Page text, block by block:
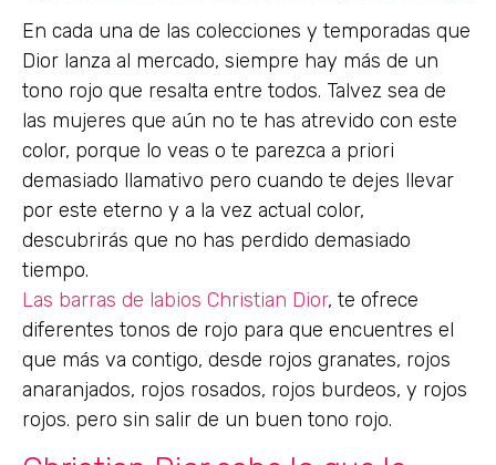
En cada una de las colecciones y temporadas que
Dior lanza al mercado, siempre hay más de un
tono rojo que resalta entre todos. Talvez sea de
las mujeres que aún no te has atrevido con este
color, porque lo veas o te parezca a priori
demasiado llamativo pero cuando te dejes llevar
por este eterno y a la vez actual color,
descubrirás que no has perdido demasiado
tiempo.
Las barras de labios Christian Dior, te ofrece
diferentes tonos de rojo para que encuentres el
que más va contigo, desde rojos granates, rojos
anaranjados, rojos rosados, rojos burdeos, y rojos
rojos. pero sin salir de un buen tono rojo.